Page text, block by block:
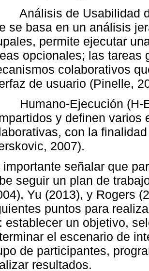
de Usabilidad
se basa en un análisis
permite ejecutar
opcionales; las tareas
colaborativos
de usuario (Pinelle,
Ejecución (H-
y definen varios
con la
2007).
importante señalar que
seguir un plan de
Yu (2013), y Rogers
puntos para
establecer un objetivo,
el escenario de
de participantes,
resultados.